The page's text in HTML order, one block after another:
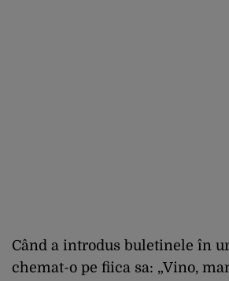
Când a introdus buletinele în
chemat-o pe fiica sa: „Vino,